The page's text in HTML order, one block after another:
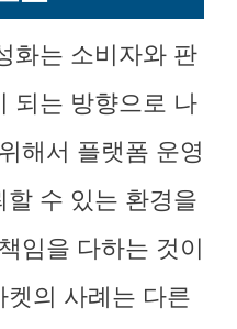
화는 소비자와 판
되는 방향으로 나
해서 플랫폼 운영
수 있는 환경을
임을 다하는 것이
의 사례는 다른